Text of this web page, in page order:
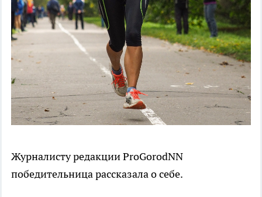
Журналисту редакции ProGorodNN
победительница рассказала о себе.